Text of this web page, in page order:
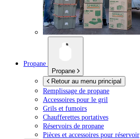
Propane
Propane
Retour au menu principal
Remplissage de propane
Accessoires pour le gril
Grils et fumoirs
Chaufferettes portatives
Réservoirs de propane
Pièces et accessoires pour réservoir